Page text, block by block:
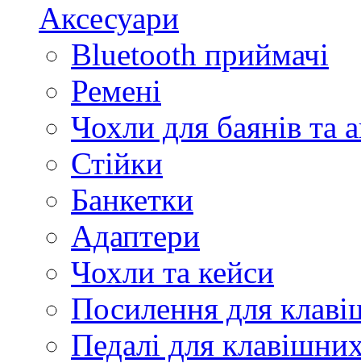
Аксесуари
Bluetooth приймачі
Ремені
Чохли для баянів та
Стійки
Банкетки
Адаптери
Чохли та кейси
Посилення для
Педалі для